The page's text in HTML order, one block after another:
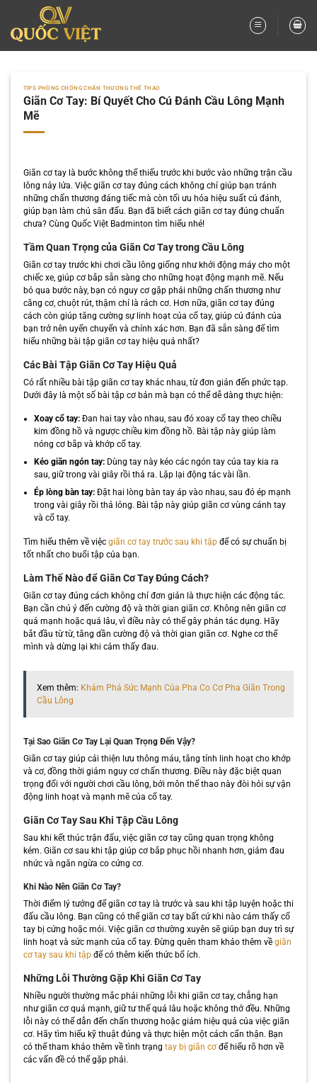
nội
dung
TIPS PHÒNG CHỐNG CHẤN THƯƠNG THỂ THAO
Giãn Cơ Tay: Bí Quyết Cho Cú Đánh Cầu Lông Mạnh
Mẽ
Giãn cơ tay là bước không thể thiếu trước khi bước vào những trận cầu
lông nảy lửa. Việc giãn cơ tay đúng cách không chỉ giúp bạn tránh
những chấn thương đáng tiếc mà còn tối ưu hóa hiệu suất cú đánh,
giúp bạn làm chủ sân đấu. Bạn đã biết cách giãn cơ tay đúng chuẩn
chưa? Cùng Quốc Việt Badminton tìm hiểu nhé!
Tầm Quan Trọng của Giãn Cơ Tay trong Cầu Lông
Giãn cơ tay trước khi chơi cầu lông giống như khởi động máy cho một
chiếc xe, giúp cơ bắp sẵn sàng cho những hoạt động mạnh mẽ. Nếu
bỏ qua bước này, bạn có nguy cơ gặp phải những chấn thương như
căng cơ, chuột rút, thậm chí là rách cơ. Hơn nữa, giãn cơ tay đúng
cách còn giúp tăng cường sự linh hoạt của cổ tay, giúp cú đánh của
bạn trở nên uyển chuyển và chính xác hơn. Bạn đã sẵn sàng để tìm
hiểu những bài tập giãn cơ tay hiệu quả nhất?
Các Bài Tập Giãn Cơ Tay Hiệu Quả
Có rất nhiều bài tập giãn cơ tay khác nhau, từ đơn giản đến phức tạp.
Dưới đây là một số bài tập cơ bản mà bạn có thể dễ dàng thực hiện:
Xoay cổ tay:Đan hai tay vào nhau, sau đó xoay cổ tay theo chiều
kim đồng hồ và ngược chiều kim đồng hồ. Bài tập này giúp làm
nóng cơ bắp và khớp cổ tay.
Kéo giãn ngón tay:Dùng tay này kéo các ngón tay của tay kia ra
sau, giữ trong vài giây rồi thả ra. Lặp lại động tác vài lần.
Ép lòng bàn tay:Đặt hai lòng bàn tay áp vào nhau, sau đó ép mạnh
trong vài giây rồi thả lỏng. Bài tập này giúp giãn cơ vùng cánh tay
và cổ tay.
Tìm hiểu thêm về việc giãn cơ tay trước sau khi tậpđể có sự chuẩn bị
tốt nhất cho buổi tập của bạn.
Làm Thế Nào để Giãn Cơ Tay Đúng Cách?
Giãn cơ tay đúng cách không chỉ đơn giản là thực hiện các động tác.
Bạn cần chú ý đến cường độ và thời gian giãn cơ. Không nên giãn cơ
quá mạnh hoặc quá lâu, vì điều này có thể gây phản tác dụng. Hãy
bắt đầu từ từ, tăng dần cường độ và thời gian giãn cơ. Nghe cơ thể
mình và dừng lại khi cảm thấy đau.
Xem thêm: Khám Phá Sức Mạnh Của Pha Co Cơ Pha Giãn Trong
Cầu Lông
Tại Sao Giãn Cơ Tay Lại Quan Trọng Đến Vậy?
Giãn cơ tay giúp cải thiện lưu thông máu, tăng tính linh hoạt cho khớp
và cơ, đồng thời giảm nguy cơ chấn thương. Điều này đặc biệt quan
trọng đối với người chơi cầu lông, bởi môn thể thao này đòi hỏi sự vận
động linh hoạt và mạnh mẽ của cổ tay.
Giãn Cơ Tay Sau Khi Tập Cầu Lông
Sau khi kết thúc trận đấu, việc giãn cơ tay cũng quan trọng không
kém. Giãn cơ sau khi tập giúp cơ bắp phục hồi nhanh hơn, giảm đau
nhức và ngăn ngừa co cứng cơ.
Khi Nào Nên Giãn Cơ Tay?
Thời điểm lý tưởng để giãn cơ tay là trước và sau khi tập luyện hoặc thi
đấu cầu lông. Bạn cũng có thể giãn cơ tay bất cứ khi nào cảm thấy cổ
tay bị cứng hoặc mỏi. Việc giãn cơ thường xuyên sẽ giúp bạn duy trì sự
linh hoạt và sức mạnh của cổ tay. Đừng quên tham khảo thêm về giãn
cơ tay sau khi tậpđể có thêm kiến thức bổ ích.
Những Lỗi Thường Gặp Khi Giãn Cơ Tay
Nhiều người thường mắc phải những lỗi khi giãn cơ tay, chẳng hạn
như giãn cơ quá mạnh, giữ tư thế quá lâu hoặc không thở đều. Những
lỗi này có thể dẫn đến chấn thương hoặc giảm hiệu quả của việc giãn
cơ. Hãy tìm hiểu kỹ thuật đúng và thực hiện một cách cẩn thận. Bạn
có thể tham khảo thêm về tình trạng tay bị giãn cơđể hiểu rõ hơn về
các vấn đề có thể gặp phải.